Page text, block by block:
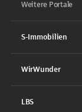
Weitere Portale
S-Immobilien
WirWunder
LBS